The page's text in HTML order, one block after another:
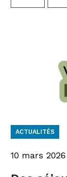
ACTUALITÉS
10 mars 2026